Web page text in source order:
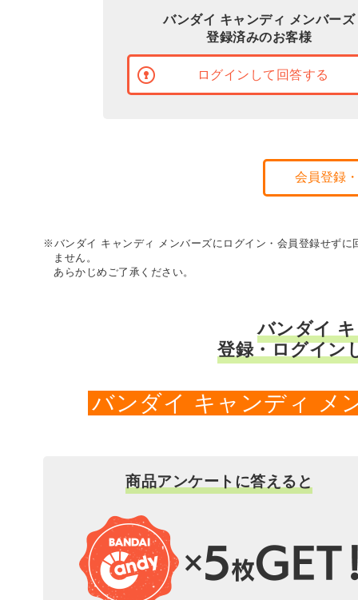
バンダイ キャンディ メンバーズ
登録済みのお客様
ログインして回答する
会員登録
※バンダイ キャンディ メンバーズにログイン・会員登録せず
ません。
あらかじめご了承ください。
バンダイ
登録・ログイン
バンダイ キャンディ メ
商品アンケートに答えると